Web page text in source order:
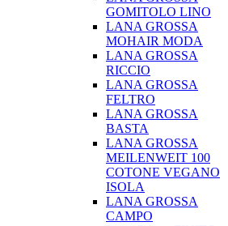
GOMITOLO LINO
LANA GROSSA
MOHAIR MODA
LANA GROSSA
RICCIO
LANA GROSSA
FELTRO
LANA GROSSA
BASTA
LANA GROSSA
MEILENWEIT 100
COTONE VEGANO
ISOLA
LANA GROSSA
CAMPO